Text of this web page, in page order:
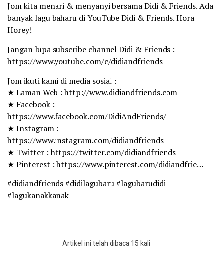
Jom kita menari & menyanyi bersama Didi & Friends. Ada
banyak lagu baharu di YouTube Didi & Friends. Hora
Horey!
Jangan lupa subscribe channel Didi & Friends :
https://www.youtube.com/c/didiandfriends
Jom ikuti kami di media sosial :
★ Laman Web : http://www.didiandfriends.com
★ Facebook :
https://www.facebook.com/DidiAndFriends/
★ Instagram :
https://www.instagram.com/didiandfriends
★ Twitter : https://twitter.com/didiandfriends
★ Pinterest : https://www.pinterest.com/didiandfrie…
#didiandfriends #didilagubaru #lagubarudidi
#lagukanakkanak
Artikel ini telah dibaca 15 kali